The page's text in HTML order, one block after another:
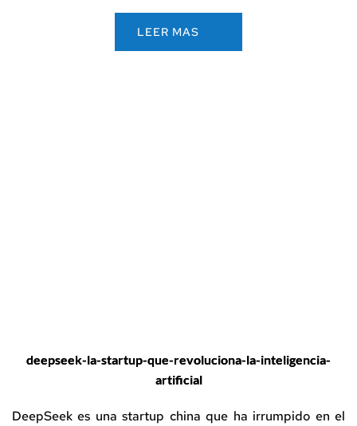
LEER MAS
deepseek-la-startup-que-revoluciona-la-inteligencia-
artificial
DeepSeek es una startup china que ha irrumpido en el